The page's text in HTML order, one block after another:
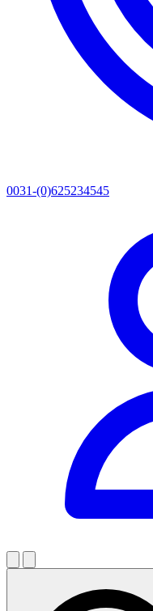
0031-(0)625234545